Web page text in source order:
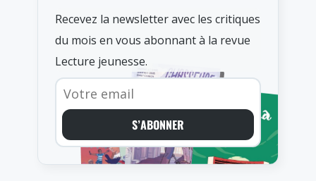
Recevez la newsletter avec les critiques
du mois en vous abonnant à la revue
Lecture jeunesse.
S’ABONNER